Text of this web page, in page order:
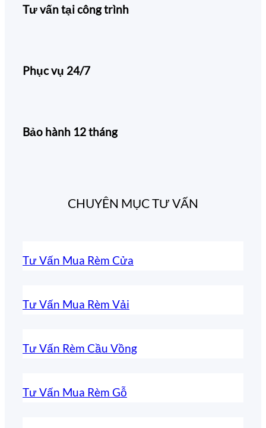
Tư vấn tại công trình
Phục vụ 24/7
Bảo hành 12 tháng
CHUYÊN MỤC TƯ VẤN
Tư Vấn Mua Rèm Cửa
Tư Vấn Mua Rèm Vải
Tư Vấn Rèm Cầu Vồng
Tư Vấn Mua Rèm Gỗ